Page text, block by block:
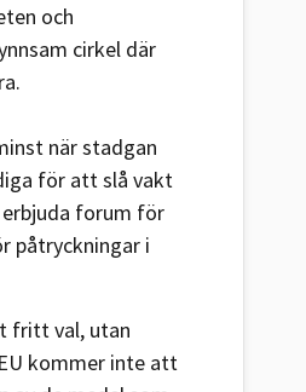
och
cirkel där
när stadgan
för att slå vakt
forum för
påtryckningar i
fritt val, utan
kommer inte att